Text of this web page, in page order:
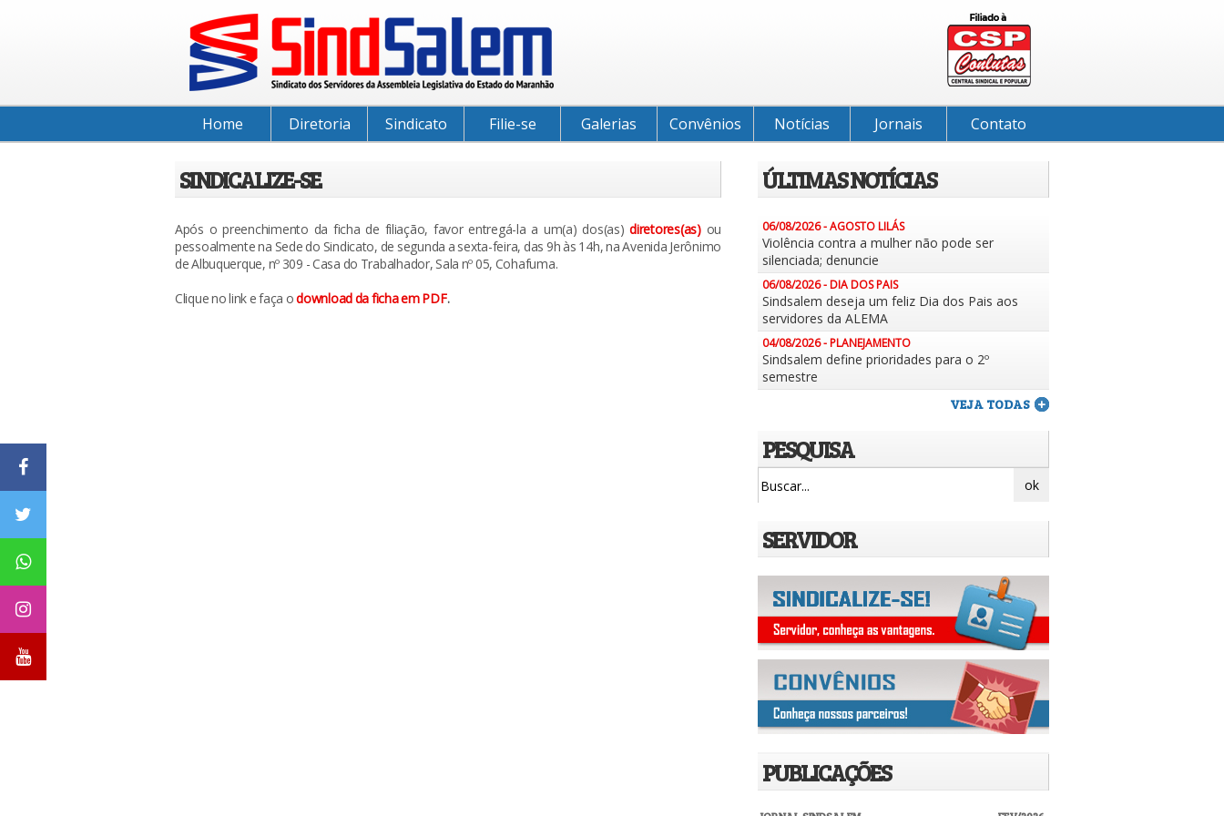
Home Diretoria Sindicato Filie-se Galerias Convênios Notícias Jornais Contato
SINDICALIZE-SE
Após o preenchimento da ficha de filiação, favor entregá-la a um(a) dos(as)diretores(as)ou
pessoalmente na Sede do Sindicato, de segunda a sexta-feira, das 9h às 14h, na Avenida Jerônimo
de Albuquerque, nº 309 - Casa do Trabalhador, Sala nº 05, Cohafuma.
Clique no link e faça odownload da ficha em PDF.
ÚLTIMAS NOTÍCIAS
06/08/2026 - AGOSTO LILÁS
Violência contra a mulher não pode ser
silenciada; denuncie
06/08/2026 - DIA DOS PAIS
Sindsalem deseja um feliz Dia dos Pais aos
servidores da ALEMA
04/08/2026 - PLANEJAMENTO
Sindsalem define prioridades para o 2º
semestre
VEJA TODAS
PESQUISA
SERVIDOR
PUBLICAÇÕES